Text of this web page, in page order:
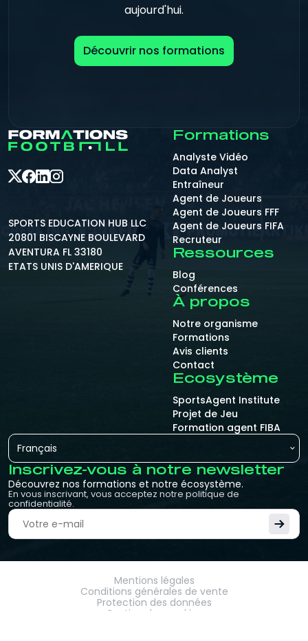
aujourd'hui.
Découvrir nos formations
SPORTS EDUCATION HUB LLC
20801 BISCAYNE BOULEVARD
AVENTURA FL 33180
ETATS UNIS D'AMERIQUE
Formations
Analyste Vidéo
Data Analyst
Entraîneur
Agent de Joueurs
Agent de Joueurs FFF
Agent de Joueurs FIFA
Recruteur
Ressources
Blog
Conférences
À propos
Notre organisme
Formations
Avis clients
Contact
Ecosystème
SportsAgent Institute
Projet de Jeu
Formation agent FIBA
Français
Inscrivez-vous à notre newsletter
Découvrez nos formations et notre écosystème.
En vous inscrivant, vous acceptez notre politique de
confidentialité.
Mentions légales
Conditions générales de vente
Protection des données
Gestion des cookies